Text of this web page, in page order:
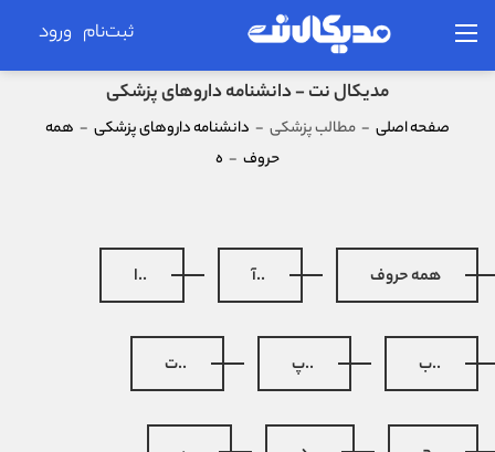
ثبت‌نام ورود
مدیکال نت - دانشنامه داروهای پزشکی
صفحه اصلی - مطالب پزشکی - دانشنامه داروهای پزشکی - همه
حروف - ه
همه حروف ..آ ..ا
..ب ..پ ..ت